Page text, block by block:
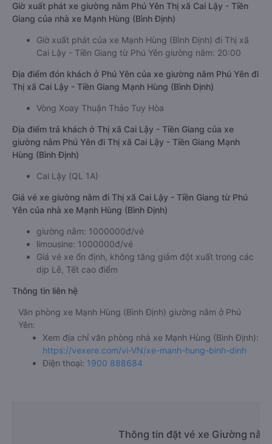
Giờ xuất phát xe giường nằm Phú Yên Thị xã Cai Lậy - Tiền
Giang của nhà xe Mạnh Hùng (Bình Định)
Giờ xuất phát của xe Mạnh Hùng (Bình Định) đi Thị xã
Cai Lậy - Tiền Giang từ Phú Yên giường nằm: 20:00
Địa điểm đón khách ở Phú Yên của xe giường nằm Phú Yên đi
Thị xã Cai Lậy - Tiền Giang Mạnh Hùng (Bình Định)
Vòng Xoay Thuận Thảo Tuy Hòa
Địa điểm trả khách ở Thị xã Cai Lậy - Tiền Giang của xe
giường nằm Phú Yên đi Thị xã Cai Lậy - Tiền Giang Mạnh
Hùng (Bình Định)
Cai Lậy (QL 1A)
Giá vé xe giường nằm đi Thị xã Cai Lậy - Tiền Giang từ Phú
Yên của nhà xe Mạnh Hùng (Bình Định)
giường nằm: 1000000đ/vé
limousine: 1000000đ/vé
Giá vé xe ổn định, không tăng giảm đột xuất trong các
dịp Lễ, Tết cao điểm
Thông tin liên hệ
Văn phòng xe Mạnh Hùng (Bình Định) giường nằm ở Phú
Yên:
Xem địa chỉ văn phòng nhà xe Mạnh Hùng (Bình Định):
https://vexere.com/vi-VN/xe-manh-hung-binh-dinh
Điện thoại: 1900 888684
Thông tin đặt vé xe Giường nằm